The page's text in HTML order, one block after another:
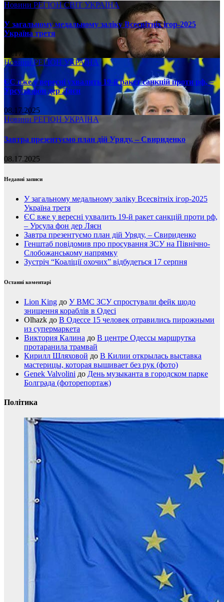
Новини РЕГІОНСВІТ УКРАЇНА
У загальному медальному заліку Всесвітніх ігор-2025
Україна третя
08.17.2025
НовиниРЕГІОН УКРАЇНА
ЄС вже у вересні ухвалить 19-й ракет санкцій проти рф, –
Урсула фон дер Ляєн
08.17.2025
Новини РЕГІОН УКРАЇНА
Завтра презентуємо план дій Уряду, – Свириденко
08.17.2025
Недавні записи
У загальному медальному заліку Всесвітніх ігор-2025
Україна третя
ЄС вже у вересні ухвалить 19-й ракет санкцій проти рф,
– Урсула фон дер Ляєн
Завтра презентуємо план дій Уряду, – Свириденко
Генштаб повідомив про просування ЗСУ на Північно-
Слобожанському напрямку
Зустріч “Коаліції охочих” відбудеться 17 серпня
Останні коментарі
Lion King до У ВМС ЗСУ спростували фейк щодо
знищення кораблів в Одесі
Olhazk до В Одессе 15 человек отравились пирожными
из супермаркета
Виктория Калина до В центре Одессы маршрутка
протаранила трамвай
Кирилл Шляховой до В Килии открылась выставка
мастерицы, которая вышивает без рук (фото)
Genek Valvolini до День музыканта в городском парке
Болграда (фоторепортаж)
Політика